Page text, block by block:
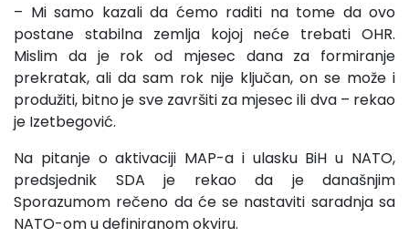
– Mi samo kazali da ćemo raditi na tome da ovo
postane stabilna zemlja kojoj neće trebati OHR.
Mislim da je rok od mjesec dana za formiranje
prekratak, ali da sam rok nije ključan, on se može i
produžiti, bitno je sve završiti za mjesec ili dva – rekao
je Izetbegović.
Na pitanje o aktivaciji MAP-a i ulasku BiH u NATO,
predsjednik SDA je rekao da je današnjim
Sporazumom rečeno da će se nastaviti saradnja sa
NATO-om u definiranom okviru.